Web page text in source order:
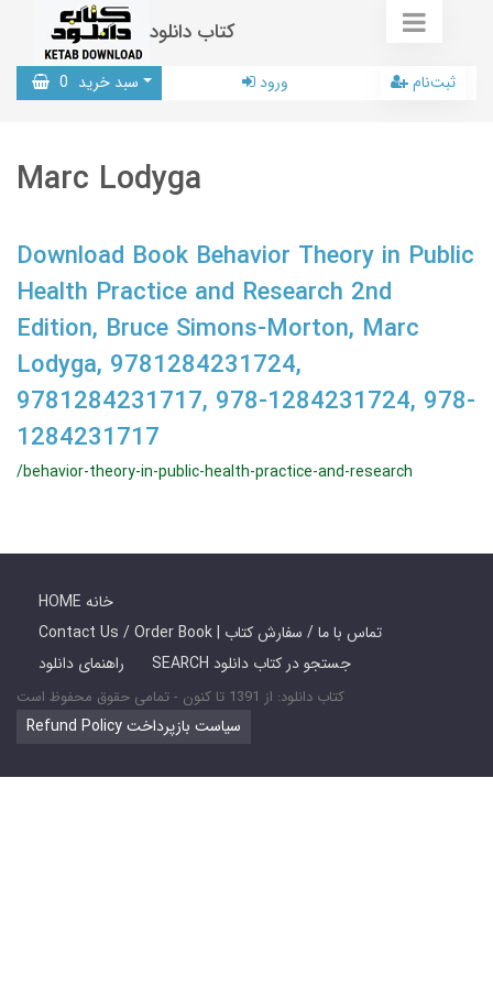
کتاب دانلود
سبد خرید 0 ورود ثبت‌نام
Marc Lodyga
Download Book Behavior Theory in Public
Health Practice and Research 2nd
Edition, Bruce Simons-Morton, Marc
Lodyga, 9781284231724,
9781284231717, 978-1284231724, 978-
1284231717
/behavior-theory-in-public-health-practice-and-research
HOME خانه
Contact Us / Order Book | تماس با ما / سفارش کتاب
راهنمای دانلود
SEARCH جستجو در کتاب دانلود
کتاب دانلود: از 1391 تا کنون - تمامی حقوق محفوظ است
Refund Policy سیاست بازپرداخت